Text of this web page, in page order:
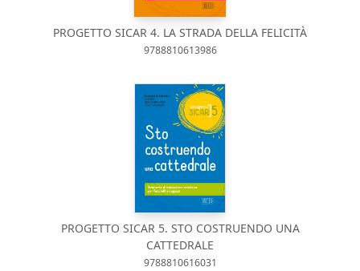
PROGETTO SICAR 4. LA STRADA DELLA FELICITÀ
9788810613986
PROGETTO SICAR 5. STO COSTRUENDO UNA
CATTEDRALE
9788810616031